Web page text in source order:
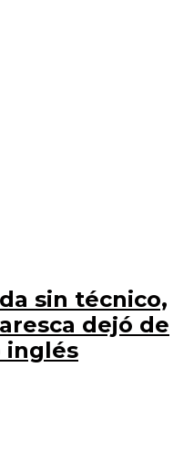
sin técnico,
dejó de
inglés